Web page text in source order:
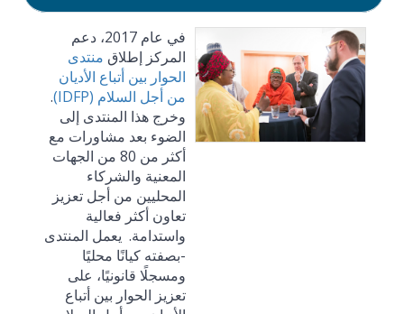
في عام 2017، دعم
المركز إطلاقمنتدى
الحوار بين أتباع الأديان
من أجل السلام (IDFP
)
.
وخرج هذا المنتدى إلى
الضوء بعد مشاورات مع
أكثر من 80 من الجهات
المعنية والشركاء
المحليين من أجل تعزيز
تعاون أكثر فعالية
واستدامة. يعمل المنتدى
-بصفته كيانًا محليًا
ومسجلًا قانونيًا، على
تعزيز الحوار بين أتباع